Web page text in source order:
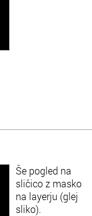
Še pogled na
sličico z masko
na layerju (glej
sliko).